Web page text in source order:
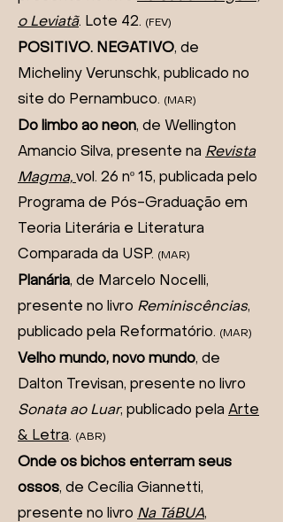
o Leviatã. Lote 42. (FEV)
POSITIVO. NEGATIVO, de
Micheliny Verunschk, publicado no
site do Pernambuco. (MAR)
Do limbo ao neon, de Wellington
Amancio Silva, presente na Revista
Magma, vol. 26 nº 15, publicada pelo
Programa de Pós-Graduação em
Teoria Literária e Literatura
Comparada da USP. (MAR)
Planária, de Marcelo Nocelli,
presente no livro Reminiscências,
publicado pela Reformatório. (MAR)
Velho mundo, novo mundo, de
Dalton Trevisan, presente no livro
Sonata ao Luar, publicado pela Arte
& Letra. (ABR)
Onde os bichos enterram seus
ossos, de Cecília Giannetti,
presente no livro Na TáBUA,